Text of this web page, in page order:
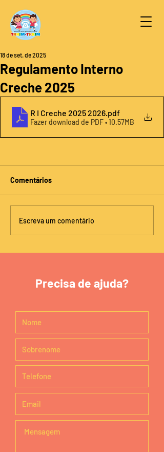
Regulamento Interno
Creche 2025
18 de set. de 2025
R I Creche 2025 2026 .pdf
Fazer download de PDF • 10.57MB
Comentários
Escreva um comentário
Precisa de ajuda?